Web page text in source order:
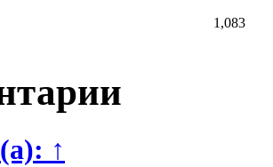
1,083
↑